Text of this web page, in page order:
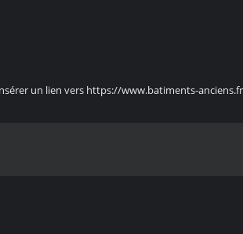
un lien vers https://www.batiments-